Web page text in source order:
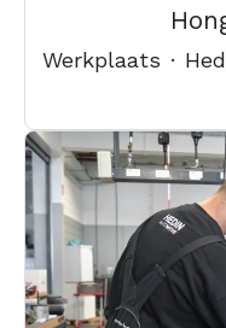
Werkplaats ·